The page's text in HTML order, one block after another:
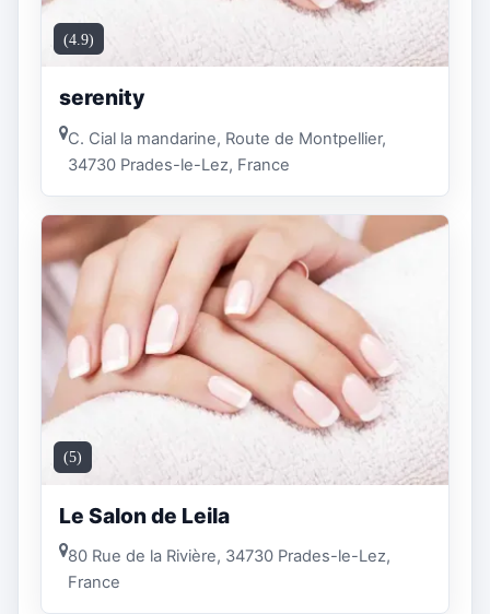
(4.9)
serenity
C. Cial la mandarine, Route de Montpellier,
34730 Prades-le-Lez, France
(5)
Le Salon de Leila
80 Rue de la Rivière, 34730 Prades-le-Lez,
France